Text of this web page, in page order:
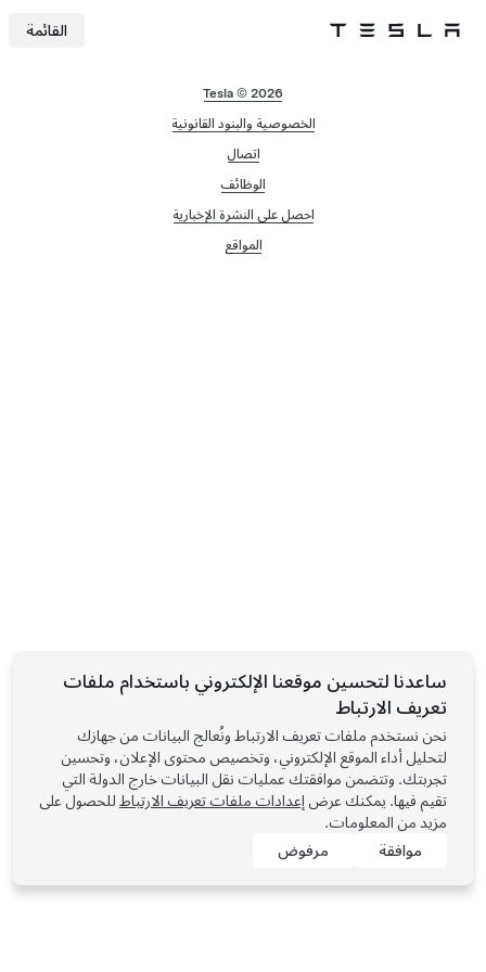
Tesla القائمة
Tesla © 2026
الخصوصية والبنود القانونية
اتصال
الوظائف
احصل على النشرة الإخبارية
المواقع
ساعدنا لتحسين موقعنا الإلكتروني باستخدام ملفات
تعريف الارتباط
نحن نستخدم ملفات تعريف الارتباط ونُعالج البيانات من جهازك
لتحليل أداء الموقع الإلكتروني، وتخصيص محتوى الإعلان، وتحسين
تجربتك. وتتضمن موافقتك عمليات نقل البيانات خارج الدولة التي
تقيم فيها. يمكنك عرض إعدادات ملفات تعريف الارتباط للحصول على
مزيد من المعلومات.
موافقة
مرفوض